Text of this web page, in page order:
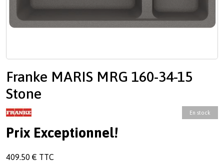
Franke MARIS MRG 160-34-15
Stone
En stock
Prix Exceptionnel!
409.50 € TTC